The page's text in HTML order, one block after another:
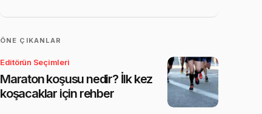
ÖNE ÇIKANLAR
Editörün Seçimleri
Maraton koşusu nedir? İlk kez
koşacaklar için rehber